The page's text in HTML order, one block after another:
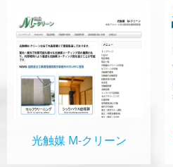
光触媒 M-クリーン